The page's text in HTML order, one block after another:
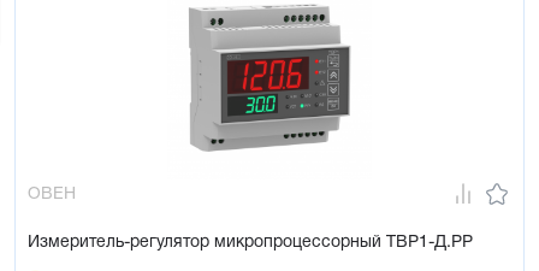
ОВЕН
Измеритель-регулятор микропроцессорный ТВР1-Д.РР